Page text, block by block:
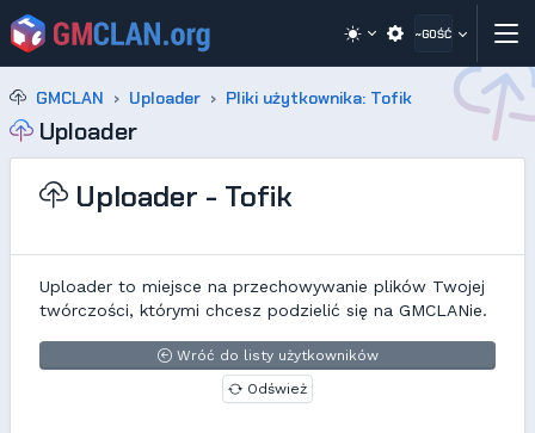
~GOŚĆ
GMCLAN Uploader Pliki użytkownika: Tofik
Uploader
Uploader - Tofik
Uploader to miejsce na przechowywanie plików Twojej
twórczości, którymi chcesz podzielić się na GMCLANie.
Wróć do listy użytkowników
Odśwież